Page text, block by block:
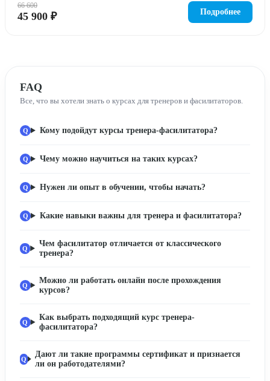
66 600
45 900 ₽ Подробнее
FAQ
Все, что вы хотели знать о курсах для тренеров и фасилитаторов.
Кому подойдут курсы тренера-фасилитатора?
Чему можно научиться на таких курсах?
Нужен ли опыт в обучении, чтобы начать?
Какие навыки важны для тренера и фасилитатора?
Чем фасилитатор отличается от классического
тренера?
Можно ли работать онлайн после прохождения
курсов?
Как выбрать подходящий курс тренера-
фасилитатора?
Дают ли такие программы сертификат и признается
ли он работодателями?